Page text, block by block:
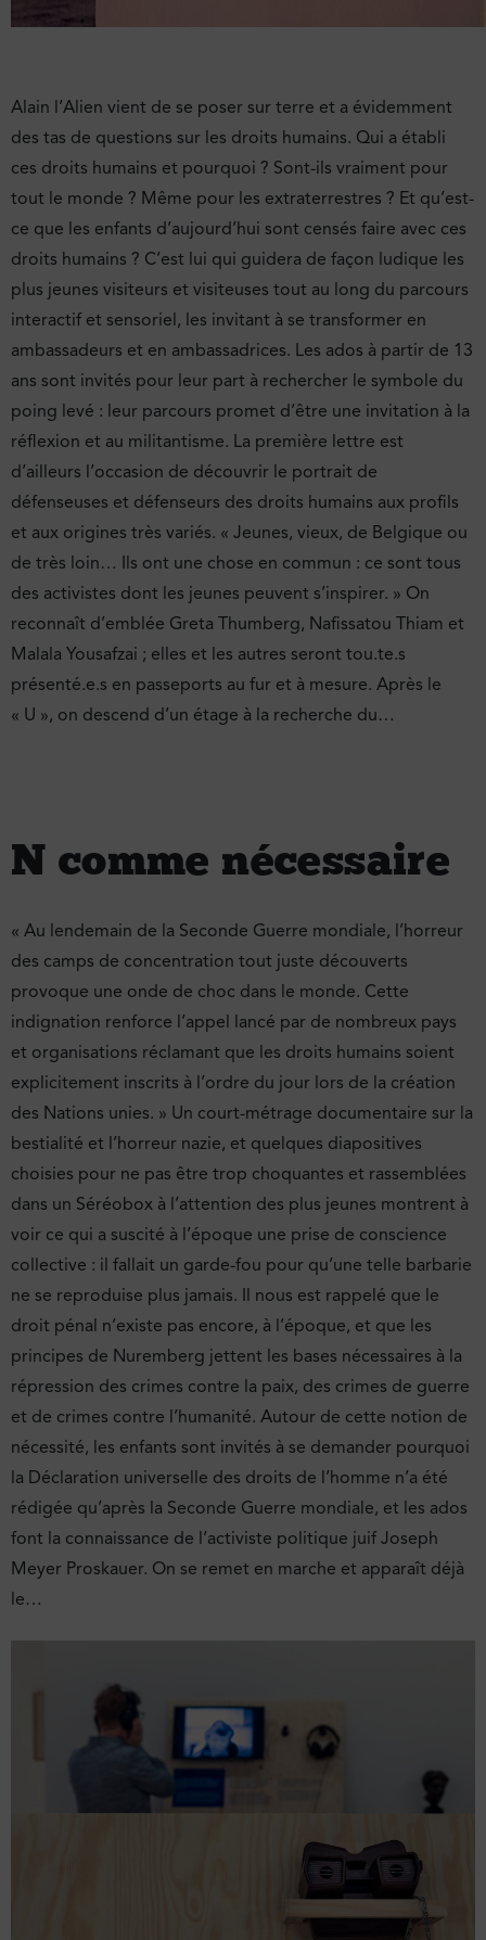
Alain l’Alien vient de se poser sur terre et a évidemment
des tas de questions sur les droits humains. Qui a établi
ces droits humains et pourquoi ? Sont-ils vraiment pour
tout le monde ? Même pour les extraterrestres ? Et qu’est-
ce que les enfants d’aujourd’hui sont censés faire avec ces
droits humains ? C’est lui qui guidera de façon ludique les
plus jeunes visiteurs et visiteuses tout au long du parcours
interactif et sensoriel, les invitant à se transformer en
ambassadeurs et en ambassadrices. Les ados à partir de 13
ans sont invités pour leur part à rechercher le symbole du
poing levé : leur parcours promet d’être une invitation à la
réflexion et au militantisme. La première lettre est
d’ailleurs l’occasion de découvrir le portrait de
défenseuses et défenseurs des droits humains aux profils
et aux origines très variés. « Jeunes, vieux, de Belgique ou
de très loin… Ils ont une chose en commun : ce sont tous
des activistes dont les jeunes peuvent s’inspirer. » On
reconnaît d’emblée Greta Thumberg, Nafissatou Thiam et
Malala Yousafzai ; elles et les autres seront tou.te.s
présenté.e.s en passeports au fur et à mesure. Après le
« U », on descend d’un étage à la recherche du…
N comme nécessaire
« Au lendemain de la Seconde Guerre mondiale, l’horreur
des camps de concentration tout juste découverts
provoque une onde de choc dans le monde. Cette
indignation renforce l’appel lancé par de nombreux pays
et organisations réclamant que les droits humains soient
explicitement inscrits à l’ordre du jour lors de la création
des Nations unies. » Un court-métrage documentaire sur la
bestialité et l’horreur nazie, et quelques diapositives
choisies pour ne pas être trop choquantes et rassemblées
dans un Séréobox à l’attention des plus jeunes montrent à
voir ce qui a suscité à l’époque une prise de conscience
collective : il fallait un garde-fou pour qu’une telle barbarie
ne se reproduise plus jamais. Il nous est rappelé que le
droit pénal n’existe pas encore, à l’époque, et que les
principes de Nuremberg jettent les bases nécessaires à la
répression des crimes contre la paix, des crimes de guerre
et de crimes contre l’humanité. Autour de cette notion de
nécessité, les enfants sont invités à se demander pourquoi
la Déclaration universelle des droits de l’homme n’a été
rédigée qu’après la Seconde Guerre mondiale, et les ados
font la connaissance de l’activiste politique juif Joseph
Meyer Proskauer. On se remet en marche et apparaît déjà
le…